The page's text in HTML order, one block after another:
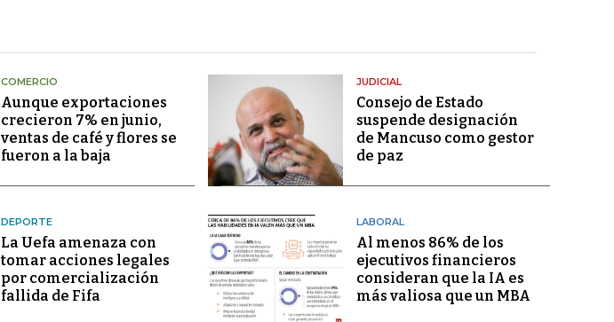
COMERCIO
Aunque exportaciones
crecieron 7% en junio,
ventas de café y flores se
fueron a la baja
JUDICIAL
Consejo de Estado
suspende designación
de Mancuso como gestor
de paz
DEPORTE
La Uefa amenaza con
tomar acciones legales
por comercialización
fallida de Fifa
LABORAL
Al menos 86% de los
ejecutivos financieros
consideran que la IA es
más valiosa que un MBA